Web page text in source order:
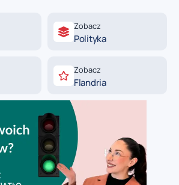
Zobacz
Polityka
Zobacz
Flandria